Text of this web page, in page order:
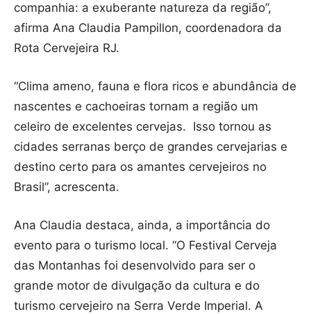
companhia: a exuberante natureza da região”,
afirma Ana Claudia Pampillon, coordenadora da
Rota Cervejeira RJ.
“Clima ameno, fauna e flora ricos e abundância de
nascentes e cachoeiras tornam a região um
celeiro de excelentes cervejas. Isso tornou as
cidades serranas berço de grandes cervejarias e
destino certo para os amantes cervejeiros no
Brasil”, acrescenta.
Ana Claudia destaca, ainda, a importância do
evento para o turismo local. “O Festival Cerveja
das Montanhas foi desenvolvido para ser o
grande motor de divulgação da cultura e do
turismo cervejeiro na Serra Verde Imperial. A